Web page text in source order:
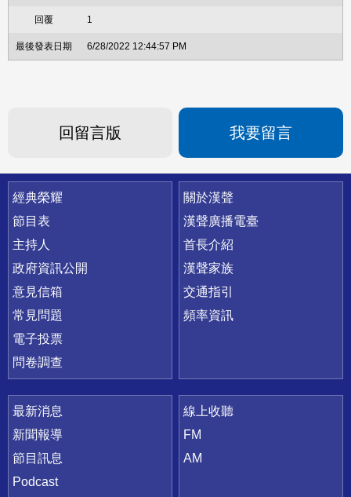
1
6/28/2022 12:44:57 PM
回留言版 我要留言
快速連結
經典榮耀
節目表
主持人
政府資訊公開
意見信箱
常見問題
電子投票
問卷調查
關於漢聲
漢聲廣播電臺
首長介紹
漢聲家族
交通指引
頻率資訊
最新消息
新聞報導
節目訊息
Podcast
線上收聽
FM
AM